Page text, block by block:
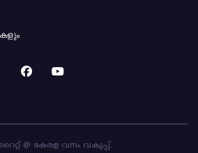
@ കേരള വനം വകുപ്പ്.